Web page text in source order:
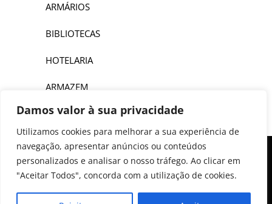
Damos valor à sua privacidade
Utilizamos cookies para melhorar a sua experiência de
navegação, apresentar anúncios ou conteúdos
personalizados e analisar o nosso tráfego. Ao clicar em
"Aceitar Todos", concorda com a utilização de cookies.
ARMÁRIOS
BIBLIOTECAS
HOTELARIA
ARMAZEM
COPYRIGHT © 2022 Fluxoiberia - Mobiliário de escritório,